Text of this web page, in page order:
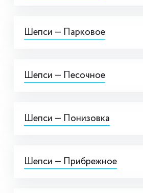
Шепси — Парковое
Шепси — Песочное
Шепси — Понизовка
Шепси — Прибрежное